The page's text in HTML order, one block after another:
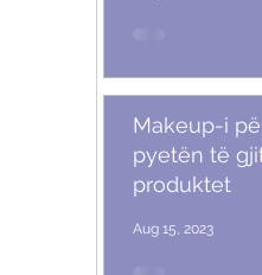
Makeup-i
pyetën të
produktet
Aug 15, 2023